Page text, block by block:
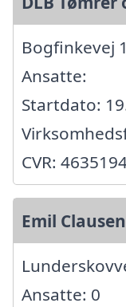
Bogfinkevej
Ansatte:
Startdato:
CVR:
Emil Clausen
Ansatte: 0